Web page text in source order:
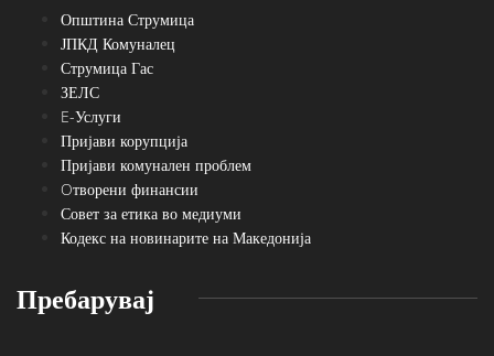
Општина Струмица
ЈПКД Комуналец
Струмица Гас
ЗЕЛС
E-Услуги
Пријави корупција
Пријави комунален проблем
Oтворени финансии
Совет за етика во медиуми
Кодекс на новинарите на Македонија
Пребарувај